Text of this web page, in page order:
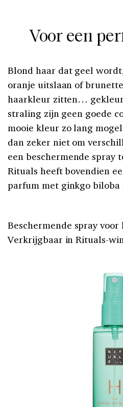
Voor een
Blond haar dat geel
oranje uitslaan of
haarkleur zitten…
straling zijn geen goede
mooie kleur zo lang
dan zeker niet om
een beschermende spray
Rituals heeft bovendien
parfum met ginkgo
Beschermende spray voor
Verkrijgbaar in Rituals-